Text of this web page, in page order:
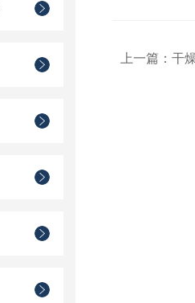
上一篇： 干